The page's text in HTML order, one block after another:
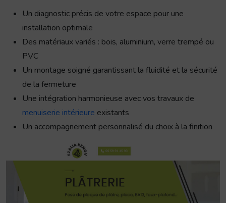
Un diagnostic précis de votre espace pour une
installation optimale
Des matériaux variés : bois, aluminium, verre trempé ou
PVC
Un montage soigné garantissant la fluidité et la sécurité
de la fermeture
Une intégration harmonieuse avec vos travaux de
menuiserie intérieure existants
Un accompagnement personnalisé du choix à la finition